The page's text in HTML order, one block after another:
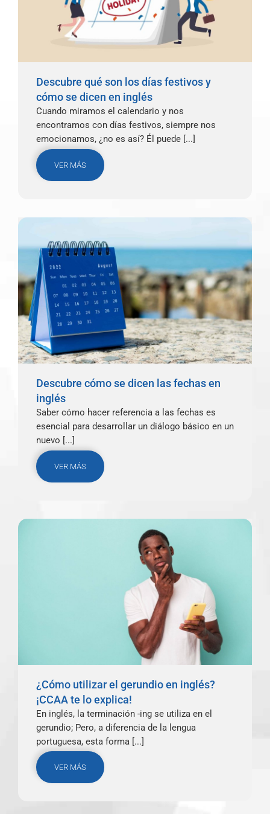
Descubre qué son los días festivos y
cómo se dicen en inglés
Cuando miramos el calendario y nos
encontramos con días festivos, siempre nos
emocionamos, ¿no es así? Él puede [...]
VER MÁS
Descubre cómo se dicen las fechas en
inglés
Saber cómo hacer referencia a las fechas es
esencial para desarrollar un diálogo básico en un
nuevo [...]
VER MÁS
¿Cómo utilizar el gerundio en inglés?
¡CCAA te lo explica!
En inglés, la terminación -ing se utiliza en el
gerundio; Pero, a diferencia de la lengua
portuguesa, esta forma [...]
VER MÁS